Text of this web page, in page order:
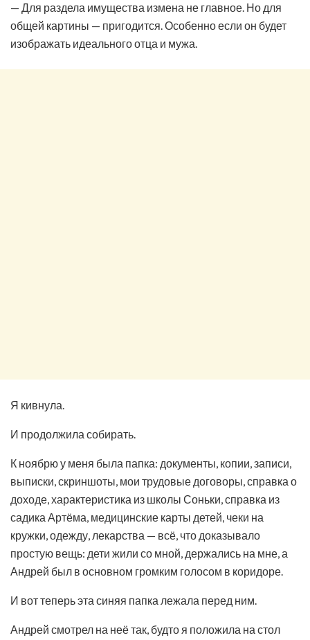
— Для раздела имущества измена не главное. Но для
общей картины — пригодится. Особенно если он будет
изображать идеального отца и мужа.
Я кивнула.
И продолжила собирать.
К ноябрю у меня была папка: документы, копии, записи,
выписки, скриншоты, мои трудовые договоры, справка о
доходе, характеристика из школы Соньки, справка из
садика Артёма, медицинские карты детей, чеки на
кружки, одежду, лекарства — всё, что доказывало
простую вещь: дети жили со мной, держались на мне, а
Андрей был в основном громким голосом в коридоре.
И вот теперь эта синяя папка лежала перед ним.
Андрей смотрел на неё так, будто я положила на стол